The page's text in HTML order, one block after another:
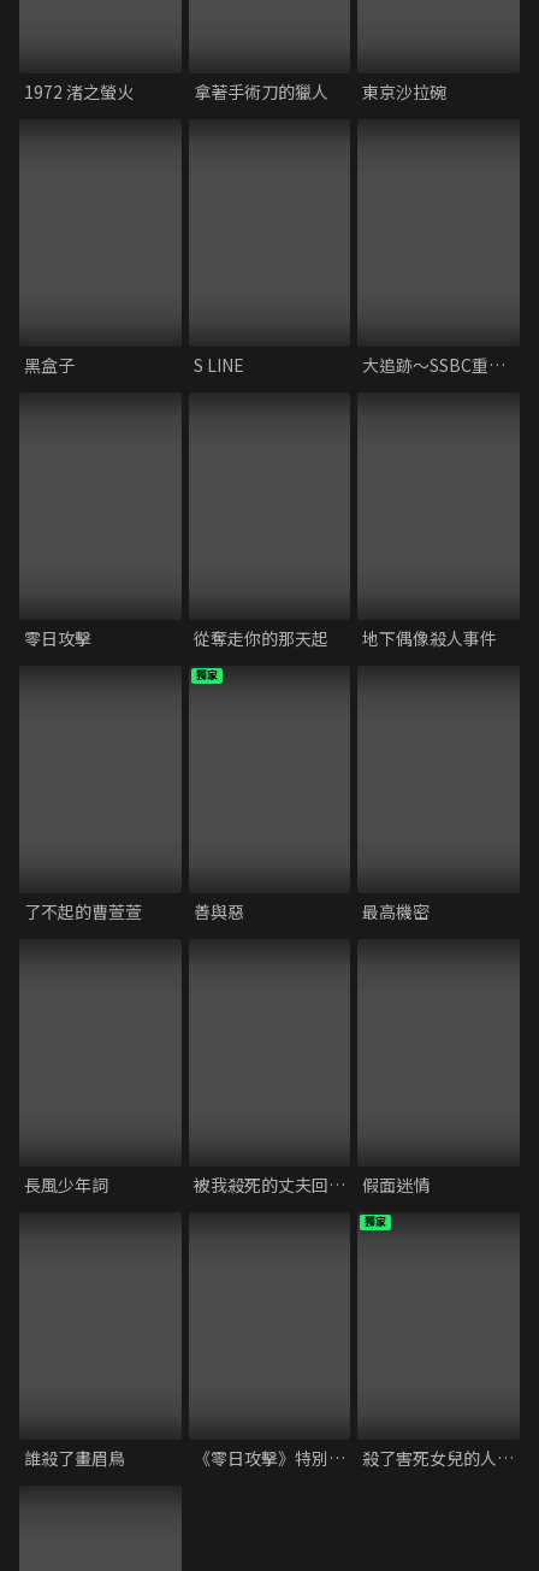
1972 渚之螢火 拿著手術刀的獵人 東京沙拉碗
黑盒子 S LINE 大追跡～SSBC重案組～
零日攻擊 從奪走你的那天起 地下偶像殺人事件
了不起的曹萱萱
獨家
善與惡 最高機密
長風少年詞 被我殺死的丈夫回來了 假面迷情
誰殺了畫眉鳥 《零日攻擊》特別試映會 映後座談｜范琪斐、鄭心媚、謝怡芬、杜汶澤
獨家
殺了害死女兒的人，這樣的我有罪嗎？